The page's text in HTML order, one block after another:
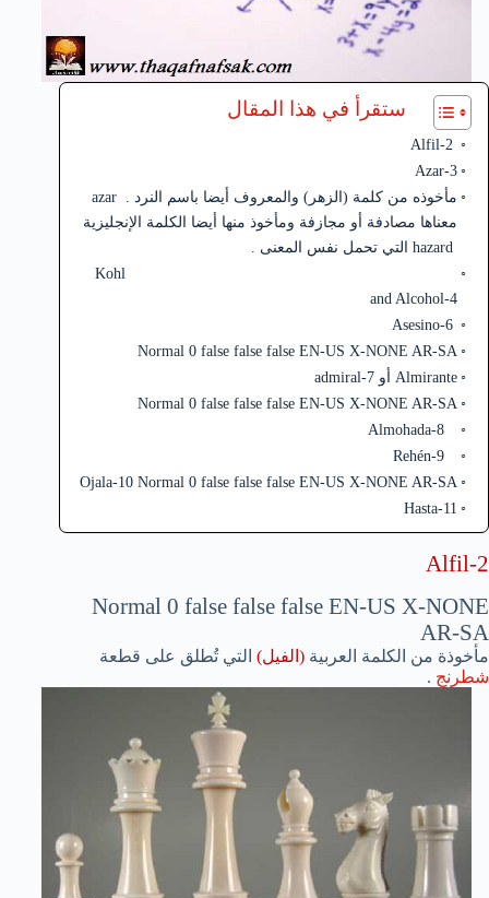
ستقرأ في هذا المقال
Azar-3
مأخوذه من كلمة (الزهر) والمعروف أيضا باسم النرد . azar
معناها مصادفة أو مجازفة ومأخوذ منها أيضا الكلمة الإنجليزية
Kohl
and Alcohol-4
Normal 0 false false false EN-US X-NONE AR-SA
Almirante أو admiral-7
Normal 0 false false false EN-US X-NONE AR-SA
Ojala-10 Normal 0 false false false EN-US X-NONE AR-SA
Hasta-11
Alfil-2
Normal 0 false false false EN-US X-NONE
AR-SA
مأخوذة من الكلمة العربية (الفيل) التي تُطلق على قطعة
شطرنج .